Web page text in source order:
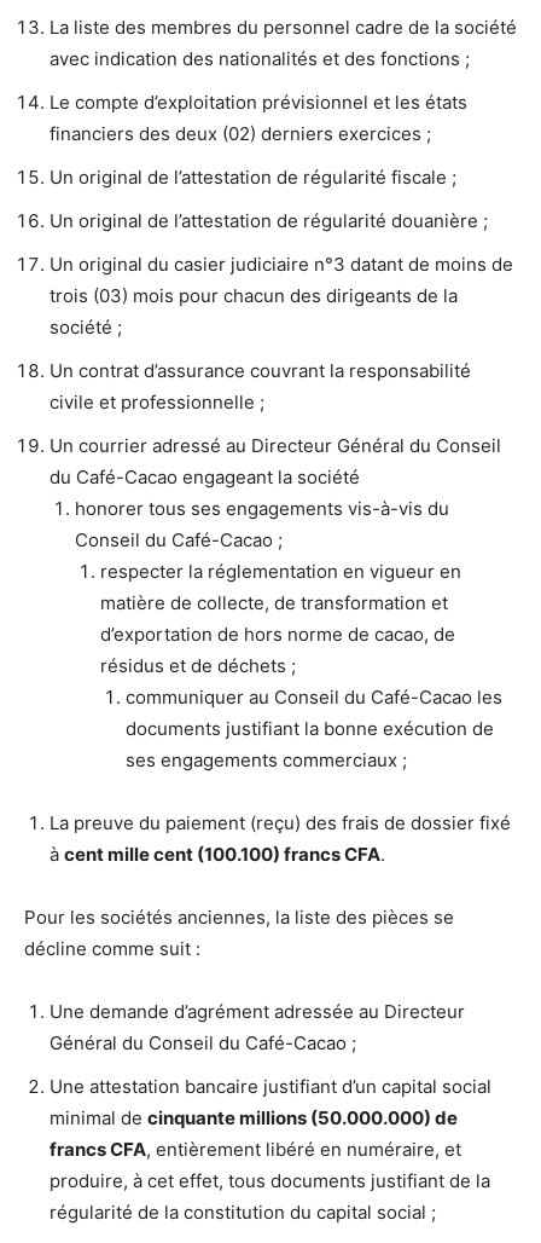
La liste des membres du personnel cadre de la société
avec indication des nationalités et des fonctions ;
Le compte d’exploitation prévisionnel et les états
financiers des deux (02) derniers exercices ;
Un original de l’attestation de régularité fiscale ;
Un original de l’attestation de régularité douanière ;
Un original du casier judiciaire n°3 datant de moins de
trois (03) mois pour chacun des dirigeants de la
société ;
Un contrat d’assurance couvrant la responsabilité
civile et professionnelle ;
Un courrier adressé au Directeur Général du Conseil
du Café-Cacao engageant la société
honorer tous ses engagements vis-à-vis du
Conseil du Café-Cacao ;
respecter la réglementation en vigueur en
matière de collecte, de transformation et
d’exportation de hors norme de cacao, de
résidus et de déchets ;
communiquer au Conseil du Café-Cacao les
documents justifiant la bonne exécution de
ses engagements commerciaux ;
La preuve du paiement (reçu) des frais de dossier fixé
à cent mille cent (100.100) francs CFA.
Pour les sociétés anciennes, la liste des pièces se
décline comme suit :
Une demande d’agrément adressée au Directeur
Général du Conseil du Café-Cacao ;
Une attestation bancaire justifiant d’un capital social
minimal de cinquante millions (50.000.000) de
francs CFA, entièrement libéré en numéraire, et
produire, à cet effet, tous documents justifiant de la
régularité de la constitution du capital social ;